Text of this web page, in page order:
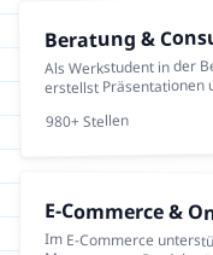
Beratung &
Als Werkstudent in der
erstellst Präsentationen
perfekte Einstieg in
980+ Stellen
E-Commerce &
Im E-Commerce
Management,
Datenanalyse. Eine